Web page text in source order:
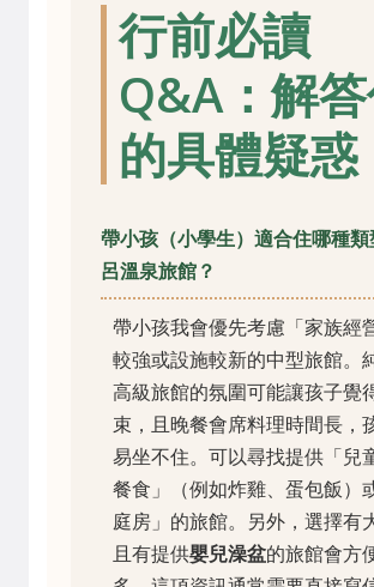
行前必讀
Q&A：解
的具體疑惑
帶小孩（小學生）適合住哪種類
呂溫泉旅館？
帶小孩我會優先考慮「家族經
較強或設施較新的中型旅館。
高級旅館的氛圍可能讓孩子覺
束，且晚餐會席料理時間長，
易坐不住。可以尋找提供「兒
餐食」（例如炸雞、蛋包飯）
庭房」的旅館。另外，選擇有
且有提供嬰兒澡盆的旅館會方